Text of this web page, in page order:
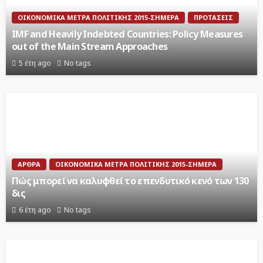
ΟΙΚΟΝΟΜΙΚΆ ΜΈΤΡΑ ΠΟΛΙΤΙΚΉΣ 2015-ΣΉΜΕΡΑ ΠΡΟΤΆΣΕΙΣ
IMF and Heavily Indebted Countries: Policy Measures
out of the Main Stream Approaches
5 έτη ago No tags
ΆΡΘΡΑ ΟΙΚΟΝΟΜΙΚΆ ΜΈΤΡΑ ΠΟΛΙΤΙΚΉΣ 2015-ΣΉΜΕΡΑ
Πώς μπορεί να καλυφθεί το επενδυτικό κενό των 130
δις
6 έτη ago No tags